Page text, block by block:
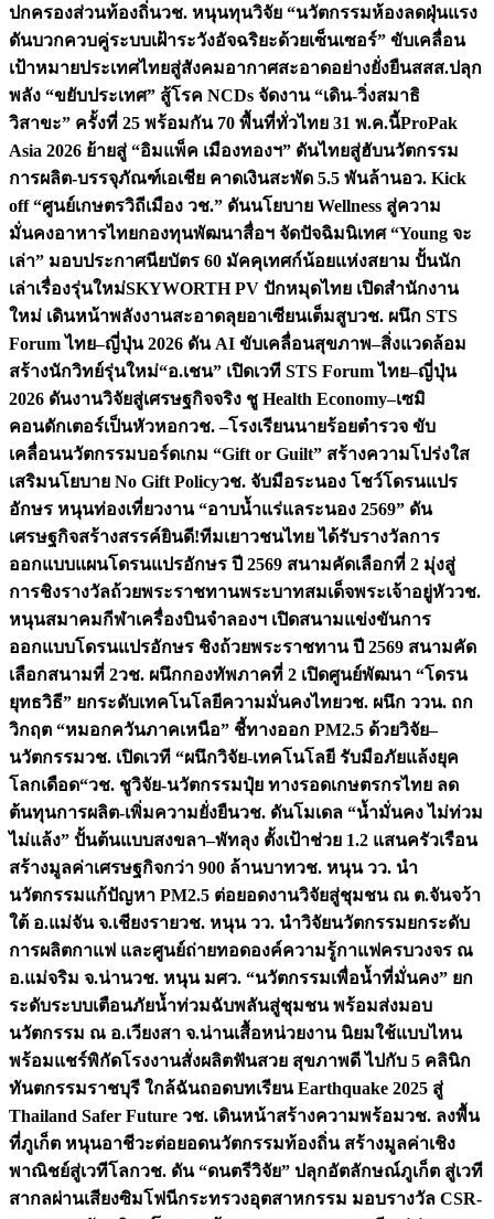
ปกครองส่วนท้องถิ่นวช. หนุนทุนวิจัย “นวัตกรรมห้องลดฝุ่นแรง
ดันบวกควบคู่ระบบเฝ้าระวังอัจฉริยะด้วยเซ็นเซอร์” ขับเคลื่อน
เป้าหมายประเทศไทยสู่สังคมอากาศสะอาดอย่างยั่งยืนสสส.ปลุก
พลัง “ขยับประเทศ” สู้โรค NCDs จัดงาน “เดิน-วิ่งสมาธิ
วิสาขะ” ครั้งที่ 25 พร้อมกัน 70 พื้นที่ทั่วไทย 31 พ.ค.นี้ProPak
Asia 2026 ย้ายสู่ “อิมแพ็ค เมืองทองฯ” ดันไทยสู่ฮับนวัตกรรม
การผลิต-บรรจุภัณฑ์เอเชีย คาดเงินสะพัด 5.5 พันล้านอว. Kick
off “ศูนย์เกษตรวิถีเมือง วช.” ดันนโยบาย Wellness สู่ความ
มั่นคงอาหารไทยกองทุนพัฒนาสื่อฯ จัดปัจฉิมนิเทศ “Young จะ
เล่า” มอบประกาศนียบัตร 60 มัคคุเทศก์น้อยแห่งสยาม ปั้นนัก
เล่าเรื่องรุ่นใหม่SKYWORTH PV ปักหมุดไทย เปิดสำนักงาน
ใหม่ เดินหน้าพลังงานสะอาดลุยอาเซียนเต็มสูบวช. ผนึก STS
Forum ไทย–ญี่ปุ่น 2026 ดัน AI ขับเคลื่อนสุขภาพ–สิ่งแวดล้อม
สร้างนักวิทย์รุ่นใหม่“อ.เชน” เปิดเวที STS Forum ไทย–ญี่ปุ่น
2026 ดันงานวิจัยสู่เศรษฐกิจจริง ชู Health Economy–เซมิ
คอนดักเตอร์เป็นหัวหอกวช. –โรงเรียนนายร้อยตำรวจ ขับ
เคลื่อนนวัตกรรมบอร์ดเกม “Gift or Guilt” สร้างความโปร่งใส
เสริมนโยบาย No Gift Policyวช. จับมือระนอง โชว์โดรนแปร
อักษร หนุนท่องเที่ยวงาน “อาบน้ำแร่แลระนอง 2569” ดัน
เศรษฐกิจสร้างสรรค์ยินดี!ทีมเยาวชนไทย ได้รับรางวัลการ
ออกแบบแผนโดรนแปรอักษร ปี 2569 สนามคัดเลือกที่ 2 มุ่งสู่
การชิงรางวัลถ้วยพระราชทานพระบาทสมเด็จพระเจ้าอยู่หัววช.
หนุนสมาคมกีฬาเครื่องบินจำลองฯ เปิดสนามแข่งขันการ
ออกแบบโดรนแปรอักษร ชิงถ้วยพระราชทาน ปี 2569 สนามคัด
เลือกสนามที่ 2วช. ผนึกกองทัพภาคที่ 2 เปิดศูนย์พัฒนา “โดรน
ยุทธวิธี” ยกระดับเทคโนโลยีความมั่นคงไทยวช. ผนึก ววน. ถก
วิกฤต “หมอกควันภาคเหนือ” ชี้ทางออก PM2.5 ด้วยวิจัย–
นวัตกรรมวช. เปิดเวที “ผนึกวิจัย-เทคโนโลยี รับมือภัยแล้งยุค
โลกเดือด“วช. ชูวิจัย-นวัตกรรมปุ๋ย ทางรอดเกษตรกรไทย ลด
ต้นทุนการผลิต-เพิ่มความยั่งยืนวช. ดันโมเดล “น้ำมั่นคง ไม่ท่วม
ไม่แล้ง” ปั้นต้นแบบสงขลา–พัทลุง ตั้งเป้าช่วย 1.2 แสนครัวเรือน
สร้างมูลค่าเศรษฐกิจกว่า 900 ล้านบาทวช. หนุน วว. นำ
นวัตกรรมแก้ปัญหา PM2.5 ต่อยอดงานวิจัยสู่ชุมชน ณ ต.จันจว้า
ใต้ อ.แม่จัน จ.เชียงรายวช. หนุน วว. นำวิจัยนวัตกรรมยกระดับ
การผลิตกาแฟ และศูนย์ถ่ายทอดองค์ความรู้กาแฟครบวงจร ณ
อ.แม่จริม จ.น่านวช. หนุน มศว. “นวัตกรรมเพื่อน้ำที่มั่นคง” ยก
ระดับระบบเตือนภัยน้ำท่วมฉับพลันสู่ชุมชน พร้อมส่งมอบ
นวัตกรรม ณ อ.เวียงสา จ.น่านเสื้อหน่วยงาน นิยมใช้แบบไหน
พร้อมแชร์พิกัดโรงงานสั่งผลิตฟันสวย สุขภาพดี ไปกับ 5 คลินิก
ทันตกรรมราชบุรี ใกล้ฉันถอดบทเรียน Earthquake 2025 สู่
Thailand Safer Future วช. เดินหน้าสร้างความพร้อมวช. ลงพื้น
ที่ภูเก็ต หนุนอาชีวะต่อยอดนวัตกรรมท้องถิ่น สร้างมูลค่าเชิง
พาณิชย์สู่เวทีโลกวช. ดัน “ดนตรีวิจัย” ปลุกอัตลักษณ์ภูเก็ต สู่เวที
สากลผ่านเสียงซิมโฟนีกระทรวงอุตสาหกรรม มอบรางวัล CSR-